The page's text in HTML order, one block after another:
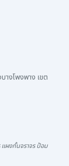
างโพงพาง เขต
แผงกั้นจราจร ป้อม